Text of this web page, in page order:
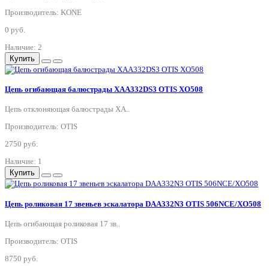
Производитель: KONE
0 руб.
Наличие: 2
Купить
Цепь огибающая балюстрады XAA332DS3 OTIS XO508
Цепь отклоняющая балюстрады XA..
Производитель: OTIS
2750 руб.
Наличие: 1
Купить
Цепь роликовая 17 звеньев эскалатора DAA332N3 OTIS 506NCE/XO508
Цепь огибающая роликовая 17 зв..
Производитель: OTIS
8750 руб.